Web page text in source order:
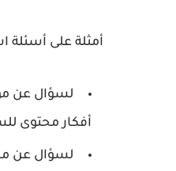
أمثلة على أسئلة
لسؤال عن
أفكار محتوى
لسؤال عن